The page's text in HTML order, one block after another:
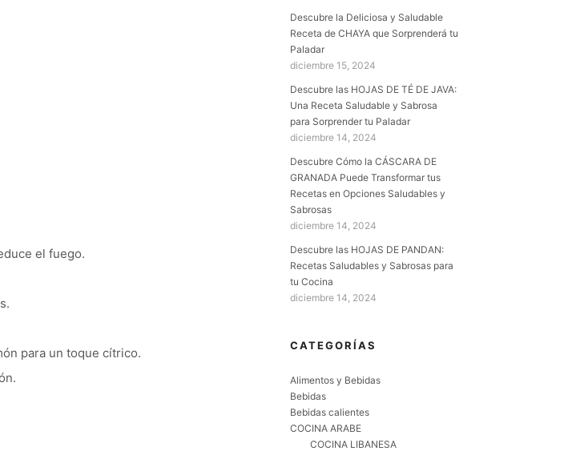
el fuego.
para un toque cítrico.
GRANO, DE ACERO
INOXIDABLE Y TERMINACIÓN
BRILLANTE, CON CUERPO
TRIPLE Y MANGO, 26 CM Y
2,2 L
(4653756 ) 49,99 € (a partir
de agosto 7, 2026 15:05 GMT +02:00 -
Más información)
TEFAL DUETTO - CACEROLA
24 CM, ACERO INOXIDABLE |
CACEROLA 24 CM,
REVESTIMIENTO
ANTIADHERENTE, APTO
Descubre la Deliciosa y Saludable
Receta de CHAYA que Sorprenderá tu
Paladar
diciembre 15, 2024
Descubre las HOJAS DE TÉ DE JAVA:
Una Receta Saludable y Sabrosa
para Sorprender tu Paladar
diciembre 14, 2024
Descubre Cómo la CÁSCARA DE
GRANADA Puede Transformar tus
Recetas en Opciones Saludables y
Sabrosas
diciembre 14, 2024
Descubre las HOJAS DE PANDAN:
Recetas Saludables y Sabrosas para
tu Cocina
diciembre 14, 2024
CATEGORÍAS
Alimentos y Bebidas
Bebidas
Bebidas calientes
COCINA ARABE
COCINA LIBANESA